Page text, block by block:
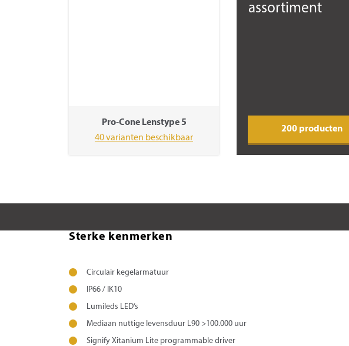
Pro-Cone Lenstype 5
40 varianten beschikbaar
assortiment
200 producten
Sterke kenmerken
Circulair kegelarmatuur
IP66 / IK10
Lumileds LED’s
Mediaan nuttige levensduur L90 >100.000 uur
Signify Xitanium Lite programmable driver